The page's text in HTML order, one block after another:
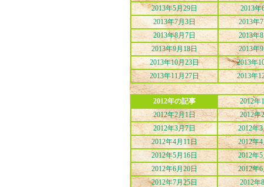
2013年5月29日
2013年
2013年7月3日
2013年
2013年8月7日
2013年
2013年9月18日
2013年
2013年10月23日
2013年
2013年11月27日
2013年
2012年の記事
2012年
2012年2月1日
2012年
2012年3月7日
2012年
2012年4月11日
2012年
2012年5月16日
2012年
2012年6月20日
2012年
2012年7月25日
2012年